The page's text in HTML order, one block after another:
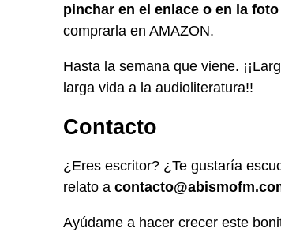
pinchar en el enlace o en la
comprarla en AMAZON.
Hasta la semana que viene.
larga vida a la audioliteratura!!
Contacto
¿Eres escritor? ¿Te gustaría
relato a
Ayúdame a hacer crecer este